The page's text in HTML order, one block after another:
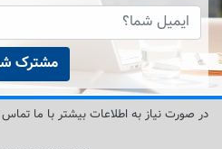
مشترک
در صورت نیاز به اطلاعات بیشتر با ما تماس